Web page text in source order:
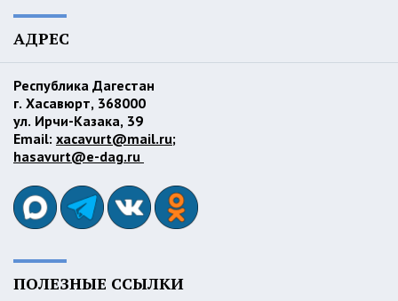
АДРЕС
Республика Дагестан
г. Хасавюрт, 368000
ул. Ирчи-Казака, 39
Email: xacavurt@mail.ru;
hasavurt@e-dag.ru
ПОЛЕЗНЫЕ ССЫЛКИ